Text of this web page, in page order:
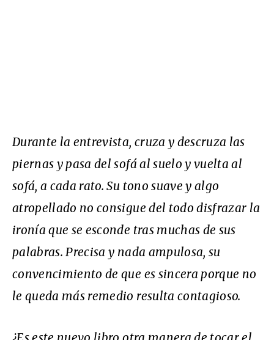
Durante la entrevista, cruza y descruza las
piernas y pasa del sofá al suelo y vuelta al
sofá, a cada rato. Su tono suave y algo
atropellado no consigue del todo disfrazar la
ironía que se esconde tras muchas de sus
palabras. Precisa y nada ampulosa, su
convencimiento de que es sincera porque no
le queda más remedio resulta contagioso.